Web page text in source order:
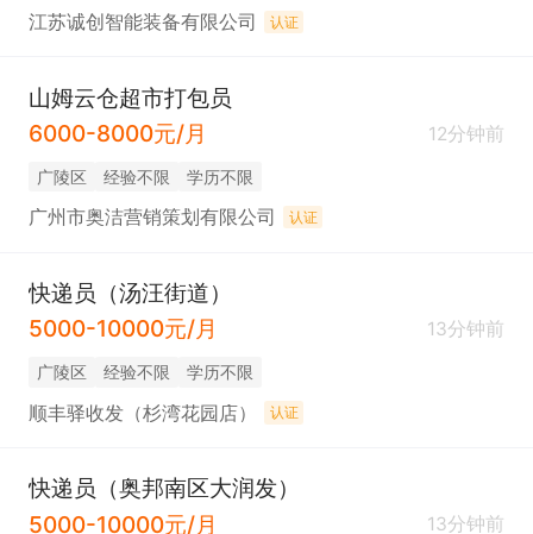
江苏诚创智能装备有限公司 认证
山姆云仓超市打包员
6000-8000元/月
12分钟前
广陵区 经验不限 学历不限
广州市奥洁营销策划有限公司 认证
快递员（汤汪街道）
5000-10000元/月
13分钟前
广陵区 经验不限 学历不限
顺丰驿收发（杉湾花园店） 认证
快递员（奥邦南区大润发）
5000-10000元/月
13分钟前